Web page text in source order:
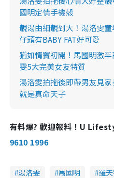
國明定情手機殼
靚湯由細靚到大！湯洛雯
仔頭有BABY FAT好可愛
猶如情竇初開！馬國明激
雯5大完美女友特質
湯洛雯拍拖後即帶男友見
就是真命天子
有料爆? 歡迎報料！U
9610 1996
湯洛雯 馬國明 羅